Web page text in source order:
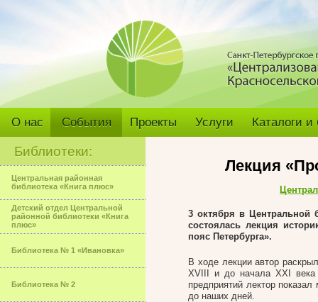
О нас События Проекты Услуги Каталоги
Библиотеки:
Центральная районная
библиотека «Книга плюс»
Детский отдел Центральной
районной библиотеки «Книга
плюс»
Библиотека № 1 «Ивановка»
Библиотека № 2
Лекция
3 октября в Центральной
состоялась лекция
пояс Петербурга».
В ходе лекции автор
XVIII и до начала XXI века
предприятий лектор
до наших дней.